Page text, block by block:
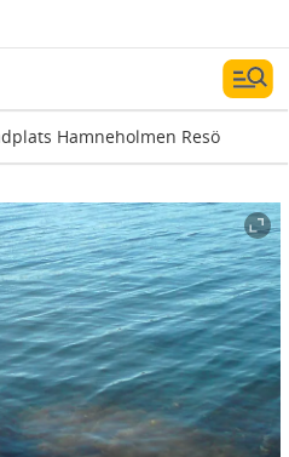
Hamneholmen Resö